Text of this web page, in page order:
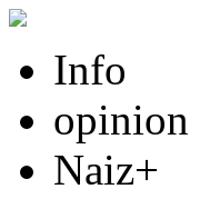
Info
opinion
Naiz+